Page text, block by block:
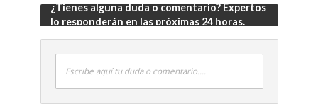
¿Tienes alguna duda o comentario? Expertos
lo responderán en las próximas 24 horas.
Escribe aquí tu duda o comentario....